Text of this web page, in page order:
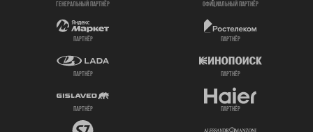
генеральный партнёр официальный партнёр
партнёр партнёр
партнёр партнёр
партнёр партнёр